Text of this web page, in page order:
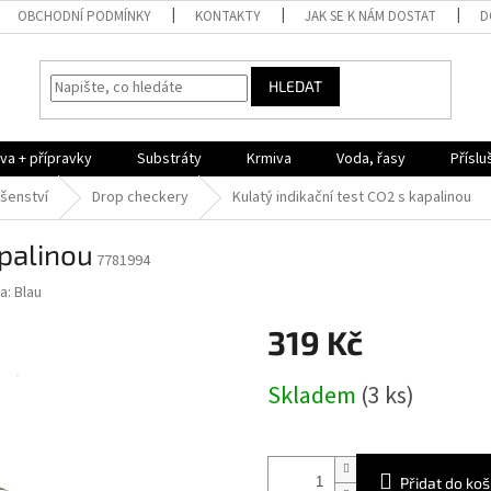
OBCHODNÍ PODMÍNKY KONTAKTY JAK SE K NÁM DOSTAT
HLEDAT
+ přípravky Substráty Krmiva Voda, řasy
Drop checkery Kulatý indikační test CO2 s kapalinou
7781994
Blau
319 Kč
cena:
Skladem (3 ks)
Přidat do